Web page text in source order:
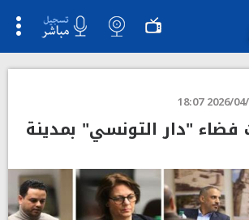
2026/04/15
فضاء "دار التونسي" بمدينة